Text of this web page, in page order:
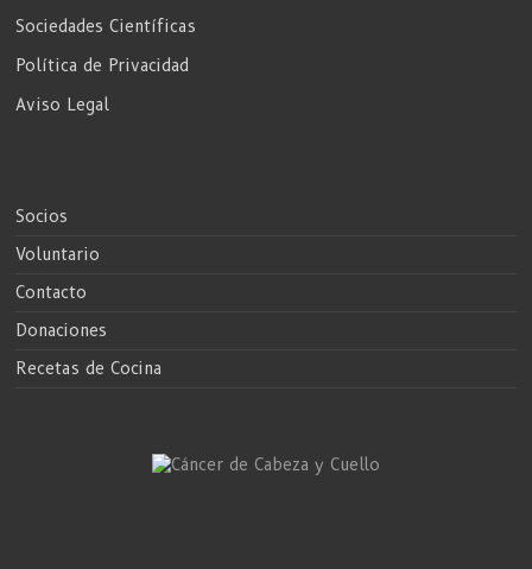
Sociedades Científicas
Política de Privacidad
Aviso Legal
Socios
Voluntario
Contacto
Donaciones
Recetas de Cocina